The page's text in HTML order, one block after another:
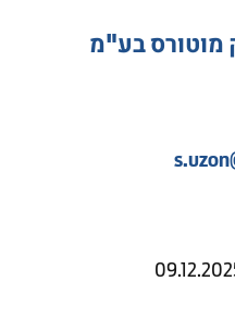
מוטורס בע"מ